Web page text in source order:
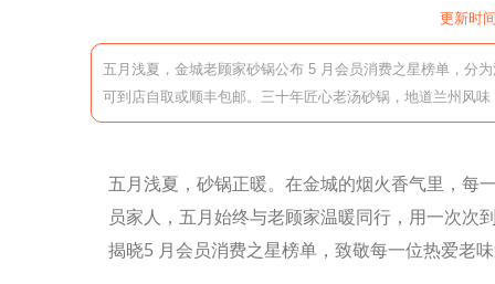
更新时
五月浅夏，金城老顾家砂锅公布 5 月会员消费之星榜单，分
可到店自取或顺丰包邮。三十年匠心老汤砂锅，地道兰州风
五月浅夏，砂锅正暖。在金城的烟火香气里，每
员家人，五月始终与老顾家温暖同行，用一次次
揭晓5 月会员消费之星榜单，致敬每一位热爱老